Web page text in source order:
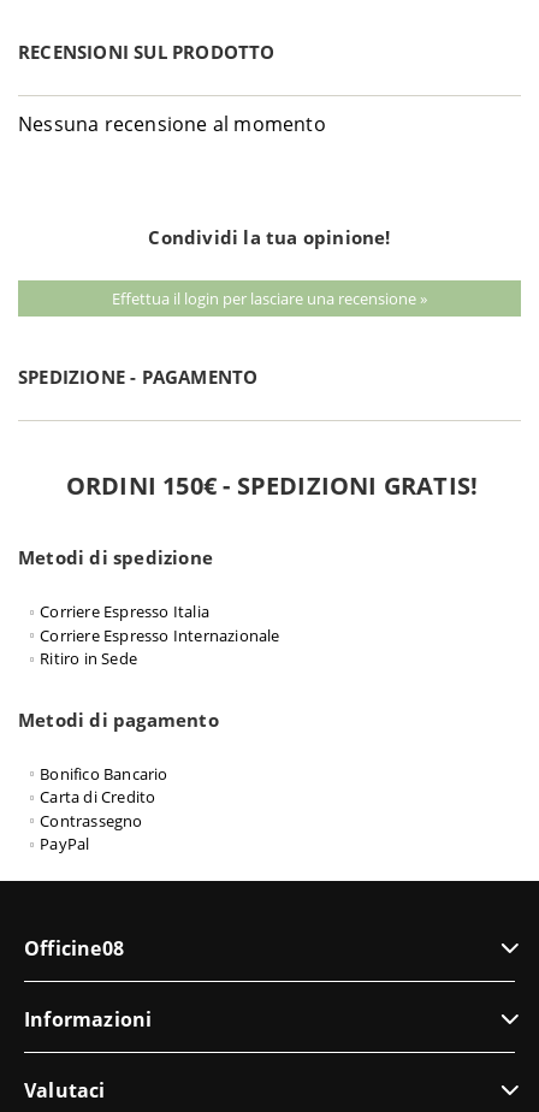
RECENSIONI SUL PRODOTTO
Nessuna recensione al momento
Condividi la tua opinione!
Effettua il login per lasciare una recensione »
SPEDIZIONE - PAGAMENTO
ORDINI 150€ - SPEDIZIONI GRATIS!
Metodi di spedizione
Corriere Espresso Italia
Corriere Espresso Internazionale
Ritiro in Sede
Metodi di pagamento
Bonifico Bancario
Carta di Credito
Contrassegno
PayPal
Officine08
Informazioni
Valutaci